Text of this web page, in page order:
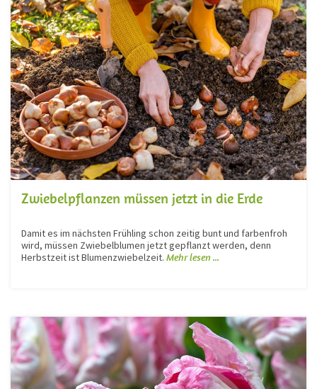
Zwiebelpflanzen müssen jetzt in die Erde
Damit es im nächsten Frühling schon zeitig bunt und farbenfroh
wird, müssen Zwiebelblumen jetzt gepflanzt werden, denn
Herbstzeit ist Blumenzwiebelzeit. Mehr lesen ...